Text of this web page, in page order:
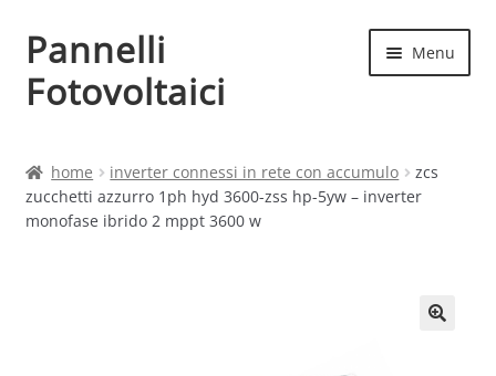
Vai
alla
navigazione
Vai
al
contenuto
Pannelli
Fotovoltaici
Menu
Cart
home inverter connessi in rete con accumulo
zcs
zucchetti azzurro 1ph hyd 3600-zss hp-5yw – inverter
monofase ibrido 2 mppt 3600 w